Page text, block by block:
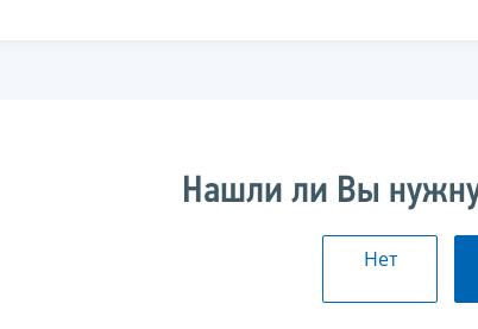
Нашли ли Вы
Нет